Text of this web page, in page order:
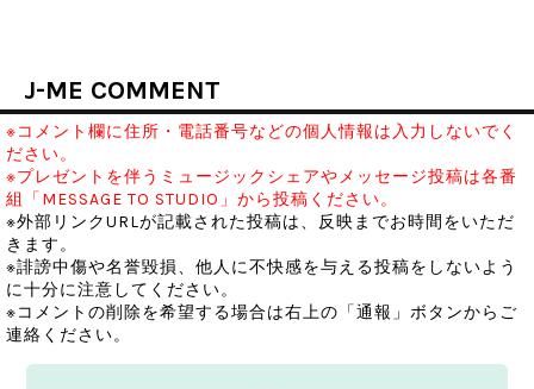
J-ME COMMENT
※コメント欄に住所・電話番号などの個人情報は入力しないでく
ださい。
※プレゼントを伴うミュージックシェアやメッセージ投稿は各番
組「MESSAGE TO STUDIO」から投稿ください。
※外部リンクURLが記載された投稿は、反映までお時間をいただ
きます。
※誹謗中傷や名誉毀損、他人に不快感を与える投稿をしないよう
に十分に注意してください。
※コメントの削除を希望する場合は右上の「通報」ボタンからご
連絡ください。